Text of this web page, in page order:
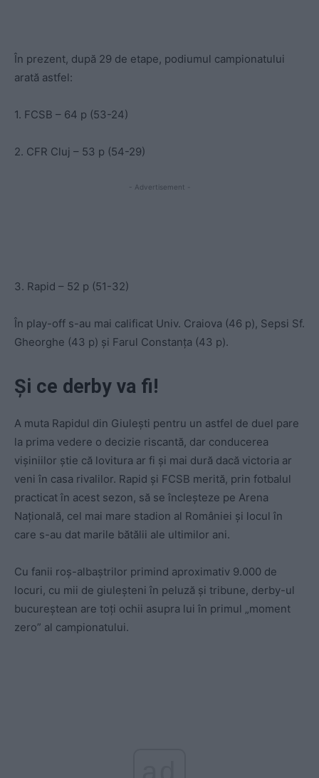
În prezent, după 29 de etape, podiumul campionatului
arată astfel:
1. FCSB – 64 p (53-24)
2. CFR Cluj – 53 p (54-29)
- Advertisement -
3. Rapid – 52 p (51-32)
În play-off s-au mai calificat Univ. Craiova (46 p), Sepsi Sf.
Gheorghe (43 p) și Farul Constanța (43 p).
Și ce derby va fi!
A muta Rapidul din Giulești pentru un astfel de duel pare
la prima vedere o decizie riscantă, dar conducerea
vișiniilor știe că lovitura ar fi și mai dură dacă victoria ar
veni în casa rivalilor. Rapid și FCSB merită, prin fotbalul
practicat în acest sezon, să se încleșteze pe Arena
Națională, cel mai mare stadion al României și locul în
care s-au dat marile bătălii ale ultimilor ani.
Cu fanii roș-albaștrilor primind aproximativ 9.000 de
locuri, cu mii de giuleșteni în peluză și tribune, derby-ul
bucureștean are toți ochii asupra lui în primul „moment
zero” al campionatului.